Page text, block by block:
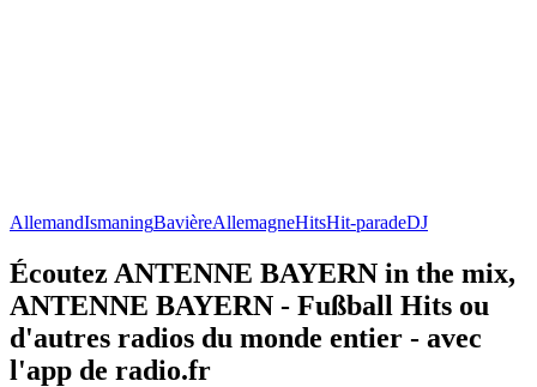
AllemandIsmaningBavièreAllemagneHitsHit-paradeDJ
Écoutez ANTENNE BAYERN in the mix,
ANTENNE BAYERN - Fußball Hits ou
d'autres radios du monde entier - avec
l'app de radio.fr